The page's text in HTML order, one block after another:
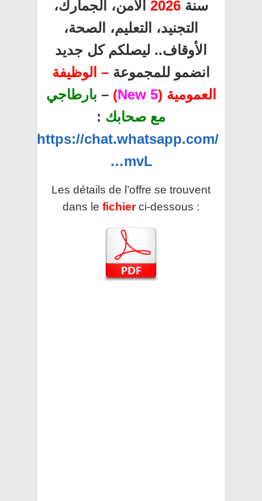
سنة 2026 الأمن، الجمارك،
التجنيد، التعليم، الصحة،
الأوقاف.. ليصلكم كل جديد
انضمو للمجموعة – الوظيفة
العمومية (5 New
)
– بارطاجي
مع صحابك :
https://chat.whatsapp.com/
…mvL
Les détails de l’offre se trouvent
dans le fichier ci-dessous :